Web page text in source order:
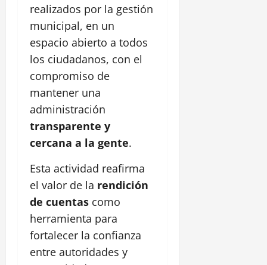
realizados por la gestión
municipal, en un
espacio abierto a todos
los ciudadanos, con el
compromiso de
mantener una
administración
transparente y
cercana a la gente.
Esta actividad reafirma
el valor de la rendición
de cuentas como
herramienta para
fortalecer la confianza
entre autoridades y